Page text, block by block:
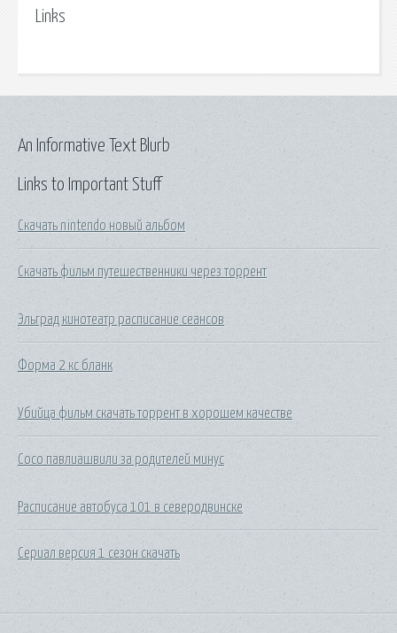
Links
Links to Important Stuff
Скачать nintendo новый альбом
Скачать фильм путешественники через торрент
Эльград кинотеатр расписание сеансов
Форма 2 кс бланк
Убийца фильм скачать торрент в хорошем качестве
Сосо павлиашвили за родителей минус
Расписание автобуса 101 в северодвинске
Сериал версия 1 сезон скачать
An Informative Text Blurb